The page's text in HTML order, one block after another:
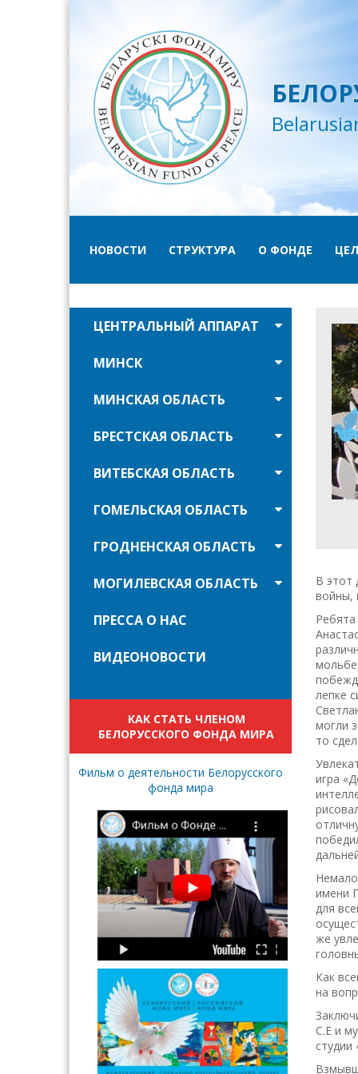
НОВОСТИ СТРУКТУРА О ФОНДЕ
ЦЕНТРАЛЬНЫЙ АППАРАТ
МИНСК
МИНСКАЯ ОБЛАСТЬ
БРЕСТСКАЯ ОБЛАСТЬ
ВИТЕБСКАЯ ОБЛАСТЬ
ГОМЕЛЬСКАЯ ОБЛАСТЬ
ГРОДНЕНСКАЯ ОБЛАСТЬ
МОГИЛЕВСКАЯ ОБЛАСТЬ
ПРЕССА О НАС
ВИДЕОНОВОСТИ
КАК СТАТЬ ЧЛЕНОМ
БЕЛОРУССКОГО ФОНДА МИРА
Фильм о деятельности Белорусского
фонда мира
В этот
войны,
лепке
могли
то
игра
имени
для
же
Как
на
С.Е и
студии